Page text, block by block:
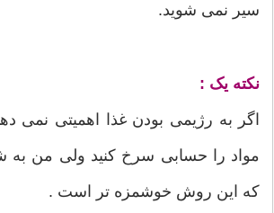
سیر نمی شوید.
نکته یک :
اگر به رژیمی بودن غذا اهمیتی نمی
مواد را حسابی سرخ کنید ولی من
که این روش خوشمزه تر است .